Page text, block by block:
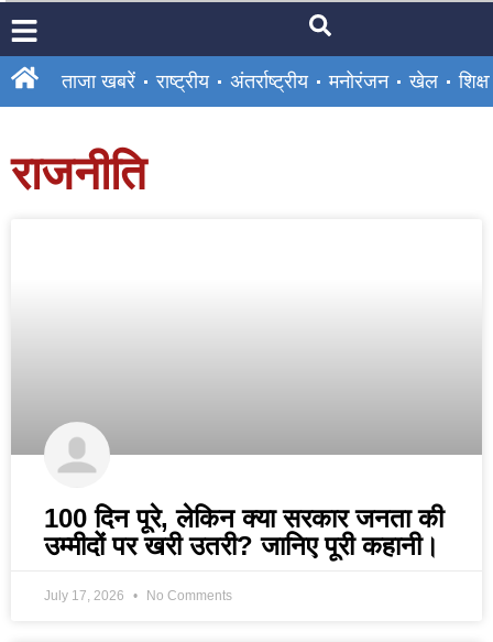
ताजा खबरें राष्ट्रीय अंतर्राष्ट्रीय मनोरंजन खेल शिक्षा
राजनीति
100 दिन पूरे, लेकिन क्या सरकार जनता की
उम्मीदों पर खरी उतरी? जानिए पूरी कहानी।
July 17, 2026 No Comments